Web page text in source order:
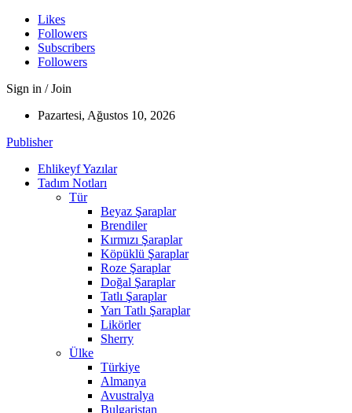
Likes
Followers
Subscribers
Followers
Sign in / Join
Pazartesi, Ağustos 10, 2026
Publisher
Ehlikeyf Yazılar
Tadım Notları
Tür
Beyaz Şaraplar
Brendiler
Kırmızı Şaraplar
Köpüklü Şaraplar
Roze Şaraplar
Doğal Şaraplar
Tatlı Şaraplar
Yarı Tatlı Şaraplar
Likörler
Sherry
Ülke
Türkiye
Almanya
Avustralya
Bulgaristan